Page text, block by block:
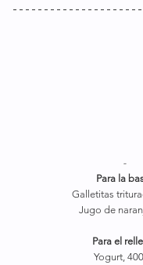
-
Para la
Galletitas
Jugo de
Para el
Yogurt,